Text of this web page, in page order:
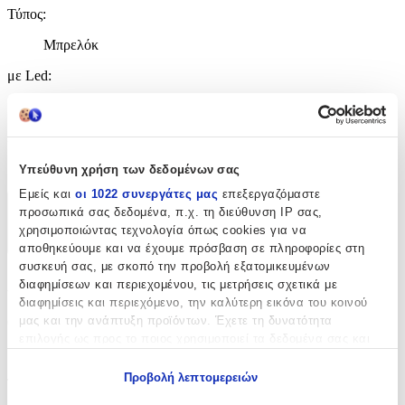
Υπεύθυνη χρήση των δεδομένων σας
Εμείς και οι 1022 συνεργάτες μας επεξεργαζόμαστε
προσωπικά σας δεδομένα, π.χ. τη διεύθυνση IP σας,
χρησιμοποιώντας τεχνολογία όπως cookies για να
αποθηκεύουμε και να έχουμε πρόσβαση σε πληροφορίες στη
συσκευή σας, με σκοπό την προβολή εξατομικευμένων
διαφημίσεων και περιεχομένου, τις μετρήσεις σχετικά με
διαφημίσεις και περιεχόμενο, την καλύτερη εικόνα του κοινού
μας και την ανάπτυξη προϊόντων. Έχετε τη δυνατότητα
Προβολή λεπτομερειών
Τύπος:
Μπρελόκ
με Led:
Χειροποίητο:
Όχι
Χαρακτηριστικά
+
Χαρακτηριστικά
Θέμα
Ομάδες